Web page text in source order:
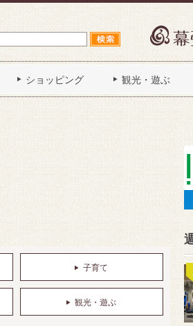
ショッピング 観光・遊ぶ
子育て
観光・遊ぶ